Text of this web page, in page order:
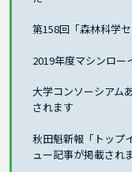
第158回「森林科学
2019年度マシンロー
大学コンソーシアム
されます
秋田魁新報「トップ
ュー記事が掲載され